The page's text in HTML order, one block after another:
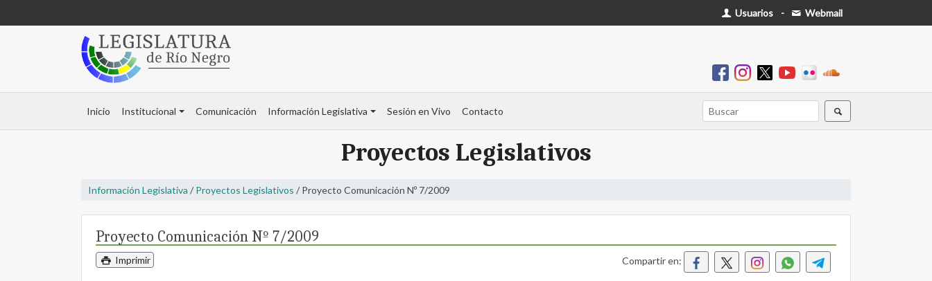
Usuarios - Webmail
Inicio Institucional Comunicación Información Legislativa Sesión en Vivo Contacto
Proyectos Legislativos
Información Legislativa / Proyectos Legislativos / Proyecto Comunicación Nº 7/2009
Proyecto Comunicación Nº 7/2009
Imprimir Compartir en: